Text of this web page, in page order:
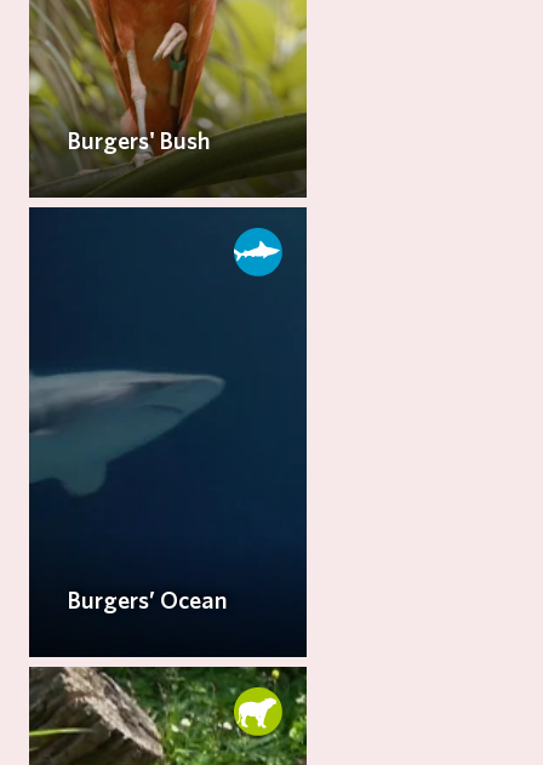
Burgers' Bush
Burgers’ Ocean